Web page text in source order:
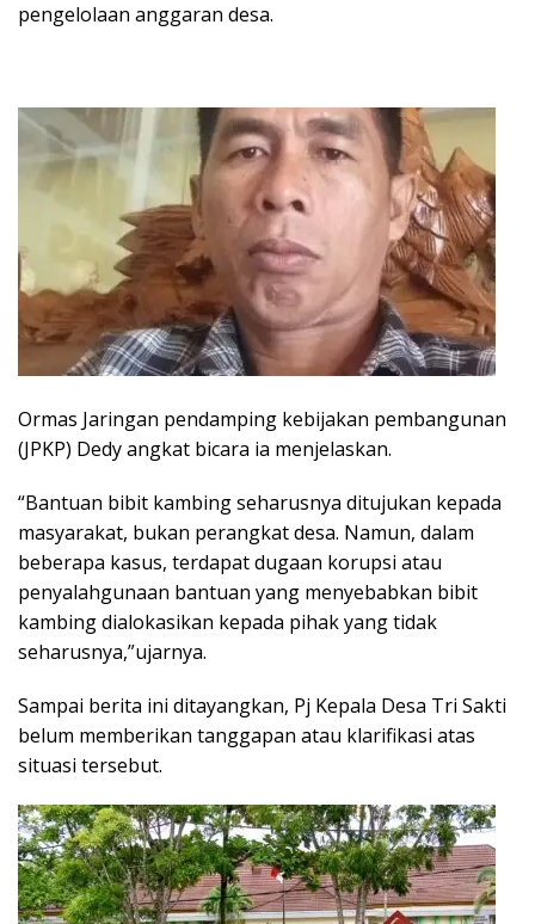
pengelolaan anggaran desa.
Ormas Jaringan pendamping kebijakan pembangunan
(JPKP) Dedy angkat bicara ia menjelaskan.
“Bantuan bibit kambing seharusnya ditujukan kepada
masyarakat, bukan perangkat desa. Namun, dalam
beberapa kasus, terdapat dugaan korupsi atau
penyalahgunaan bantuan yang menyebabkan bibit
kambing dialokasikan kepada pihak yang tidak
seharusnya,”ujarnya.
Sampai berita ini ditayangkan, Pj Kepala Desa Tri Sakti
belum memberikan tanggapan atau klarifikasi atas
situasi tersebut.